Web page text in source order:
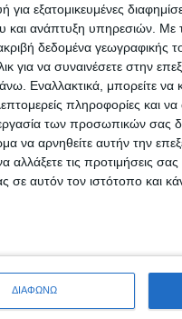
εξατομικευμένες
και ανάπτυξη υπηρεσιών. Με
δεδομένα γεωγραφικής
να συναινέσετε στην
Εναλλακτικά, μπορείτε να
πληροφορίες και να
των προσωπικών σας
να αρνηθείτε αυτήν την
τις προτιμήσεις
αυτόν τον ιστότοπο και
ΔΙΑΦΩΝΩ
εκδηλώσεις
παροχή των υπηρεσιών
των Δεδομένων